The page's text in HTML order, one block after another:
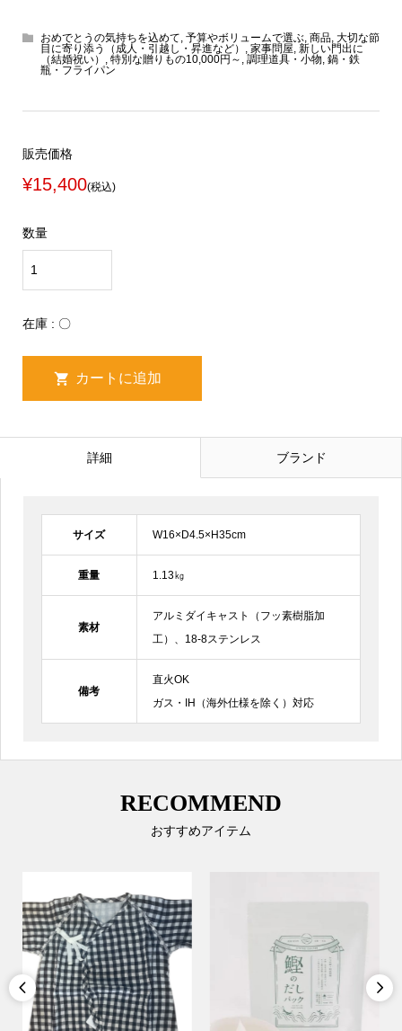
おめでとうの気持ちを込めて, 予算やボリュームで選ぶ, 商品, 大切な節
目に寄り添う（成人・引越し・昇進など） , 家事問屋, 新しい門出に
（結婚祝い） , 特別な贈りもの10,000円～ , 調理道具・小物, 鍋・鉄
瓶・フライパン
販売価格
¥15,400(税込)
数量
在庫 : 〇
詳細 ブランド
サイズ W16×D4.5×H35cm
重量 1.13㎏
素材
アルミダイキャスト（フッ素樹脂加
工）、18-8ステンレス
備考
直火OK
ガス・IH（海外仕様を除く）対応
RECOMMEND
おすすめアイテム
 